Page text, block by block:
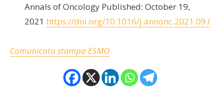
Annals of Oncology Published: October 19,
2021 https://doi.org/10.1016/
Comunicato stampa ESMO